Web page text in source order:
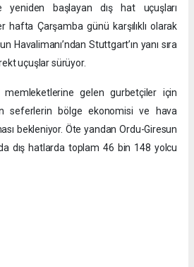
yeniden başlayan dış hat uçuşları
hafta Çarşamba günü karşılıklı olarak
Havalimanı’ndan Stuttgart’ın yanı sıra
uçuşlar sürüyor.
memleketlerine gelen gurbetçiler için
seferlerin bölge ekonomisi ve hava
bekleniyor. Öte yandan Ordu-Giresun
dış hatlarda toplam 46 bin 148 yolcu